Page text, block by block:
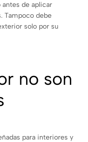
de aplicar
Tampoco debe
solo por su
no son
para interiores y